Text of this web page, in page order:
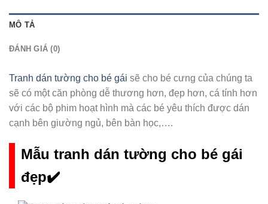
MÔ TẢ
ĐÁNH GIÁ (0)
Tranh dán tường cho bé gái sẽ cho bé cưng của chúng ta
sẽ có một căn phòng dễ thương hơn, đẹp hơn, cá tính hơn
với các bộ phim hoạt hình mà các bé yêu thích được dán
cạnh bên giường ngủ, bên bàn học,….
Mẫu tranh dán tường cho bé gái
đẹp✔️